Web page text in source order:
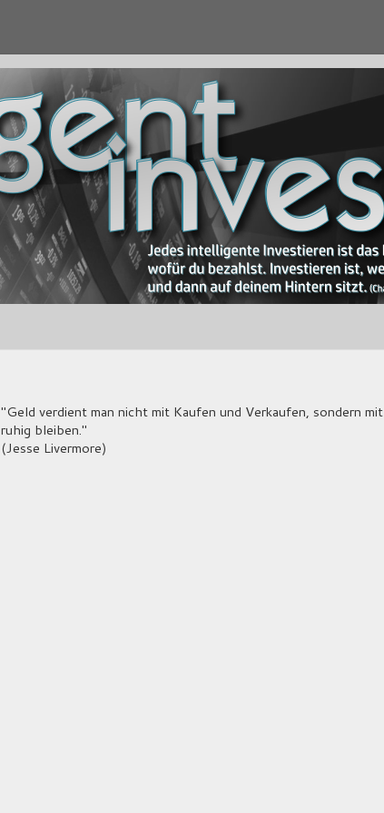
"Geld verdient man nicht mit Kaufen und Verkaufen, sondern mit
ruhig bleiben."
(Jesse Livermore)